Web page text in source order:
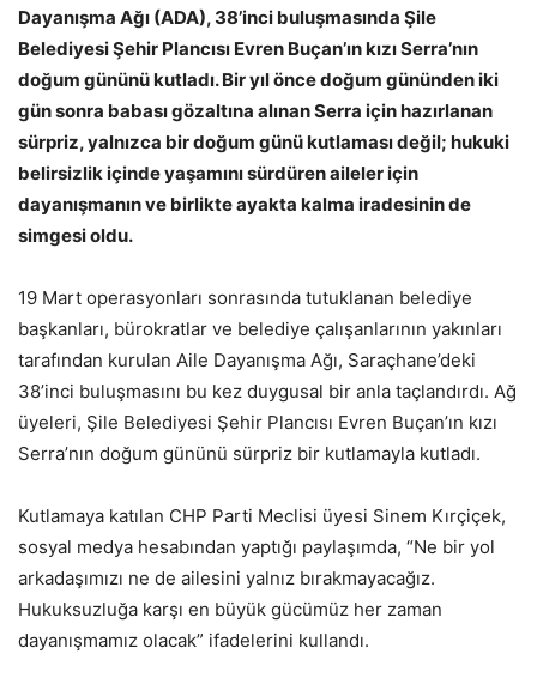
Dayanışma Ağı (ADA), 38’inci buluşmasında Şile
Belediyesi Şehir Plancısı Evren Buçan’ın kızı Serra’nın
doğum gününü kutladı. Bir yıl önce doğum gününden iki
gün sonra babası gözaltına alınan Serra için hazırlanan
sürpriz, yalnızca bir doğum günü kutlaması değil; hukuki
belirsizlik içinde yaşamını sürdüren aileler için
dayanışmanın ve birlikte ayakta kalma iradesinin de
simgesi oldu.
19 Mart operasyonları sonrasında tutuklanan belediye
başkanları, bürokratlar ve belediye çalışanlarının yakınları
tarafından kurulan Aile Dayanışma Ağı, Saraçhane’deki
38’inci buluşmasını bu kez duygusal bir anla taçlandırdı. Ağ
üyeleri, Şile Belediyesi Şehir Plancısı Evren Buçan’ın kızı
Serra’nın doğum gününü sürpriz bir kutlamayla kutladı.
Kutlamaya katılan CHP Parti Meclisi üyesi Sinem Kırçiçek,
sosyal medya hesabından yaptığı paylaşımda, “Ne bir yol
arkadaşımızı ne de ailesini yalnız bırakmayacağız.
Hukuksuzluğa karşı en büyük gücümüz her zaman
dayanışmamız olacak” ifadelerini kullandı.